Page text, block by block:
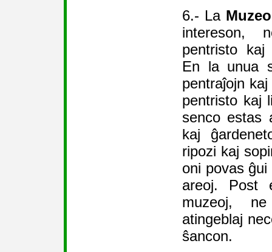
6.- La
intereson,
pentristo kaj
En la unua
pentraĵojn
pentristo kaj
senco estas
kaj
ripozi kaj
oni povas
areoj. Post
muzeoj,
atingeblaj
ŝancon.